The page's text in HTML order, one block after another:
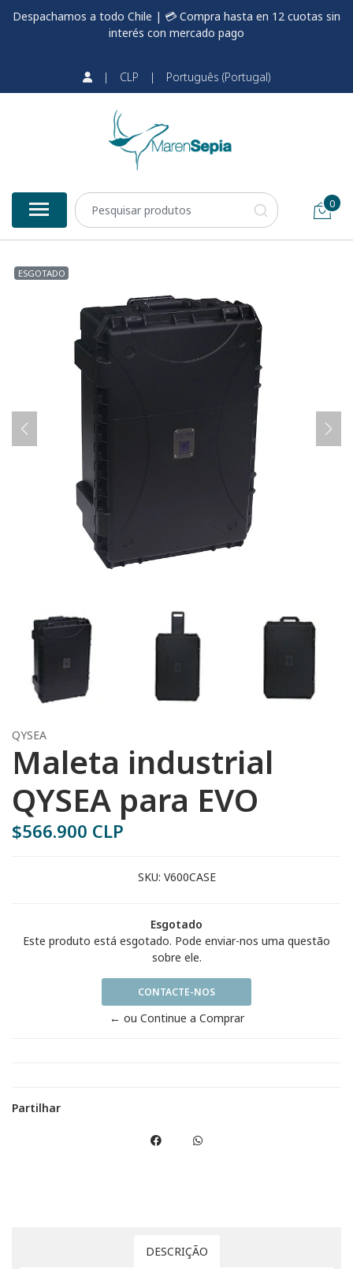
Despachamos a todo Chile | 💳 Compra hasta en 12 cuotas sin
interés con mercado pago
| CLP | Português (Portugal)
0
ESGOTADO
QYSEA
Maleta industrial
QYSEA para EVO
$566.900 CLP
SKU: V600CASE
Esgotado
Este produto está esgotado. Pode enviar-nos uma questão
sobre ele.
CONTACTE-NOS
← ou Continue a Comprar
Partilhar
DESCRIÇÃO